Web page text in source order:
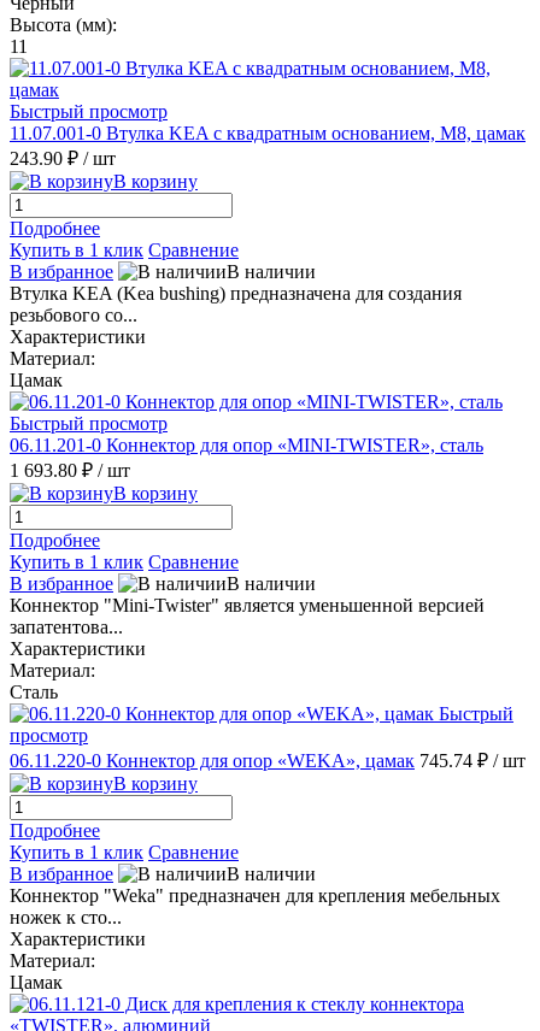
Высота (мм):
11
Быстрый просмотр
11.07.001-0 Втулка KEA с квадратным основанием, M8, цамак
243.90 ₽ / шт
В корзину
Подробнее
Купить в 1 клик Сравнение
В избранное
В наличии
Втулка KEA (Kea bushing) предназначена для создания
резьбового со...
Характеристики
Материал:
Цамак
Быстрый просмотр
06.11.201-0 Коннектор для опор «MINI-TWISTER», сталь
1 693.80 ₽ / шт
В корзину
Подробнее
Купить в 1 клик Сравнение
В избранное
В наличии
Коннектор "Mini-Twister" является уменьшенной версией
запатентова...
Характеристики
Материал:
Сталь
Быстрый
просмотр
06.11.220-0 Коннектор для опор «WEKA», цамак 745.74 ₽ / шт
В корзину
Подробнее
Купить в 1 клик Сравнение
В избранное
В наличии
Коннектор "Weka" предназначен для крепления мебельных
ножек к сто...
Характеристики
Материал:
Цамак